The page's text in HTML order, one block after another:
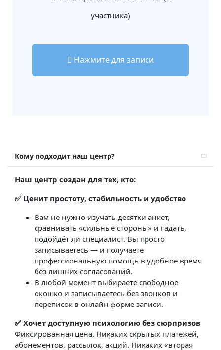
участника)
Нажмите для записи
Кому подходит наш центр?
Наш центр создан для тех, кто:
✅ Ценит простоту, стабильность и удобство
Вам не нужно изучать десятки анкет,
сравнивать «сильные стороны» и гадать,
подойдёт ли специалист. Вы просто
записываетесь — и получаете
профессиональную помощь в удобное время
без лишних согласований.
В любой момент выбираете свободное
окошко и записываетесь без звонков и
переписок в онлайн форме записи.
✅ Хочет доступную психологию без сюрпризов
Фиксированная цена. Никаких скрытых платежей,
абонементов, рассылок, акций. Никаких «вторая